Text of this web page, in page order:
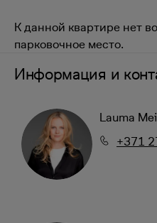
К данной квартире нет
парковочное место.
Информация и
Lauma
+371